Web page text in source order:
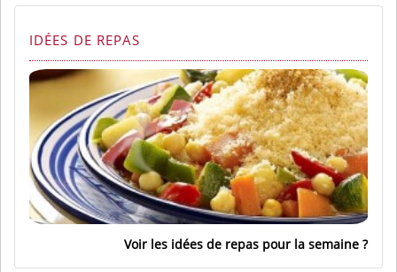
IDÉES DE REPAS
Voir les idées de repas pour la semaine